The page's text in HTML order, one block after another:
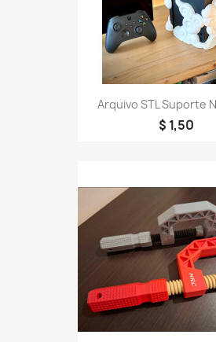
Arquivo STL Suporte
$ 1,50